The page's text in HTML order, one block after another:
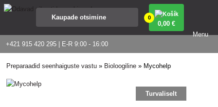
+421 915 420 295 | E-R 9:00 - 16:00
0
0,00 €
Menu
Preparaadid seenhaiguste vastu » Bioloogiline » Mycohelp
Turvaliselt